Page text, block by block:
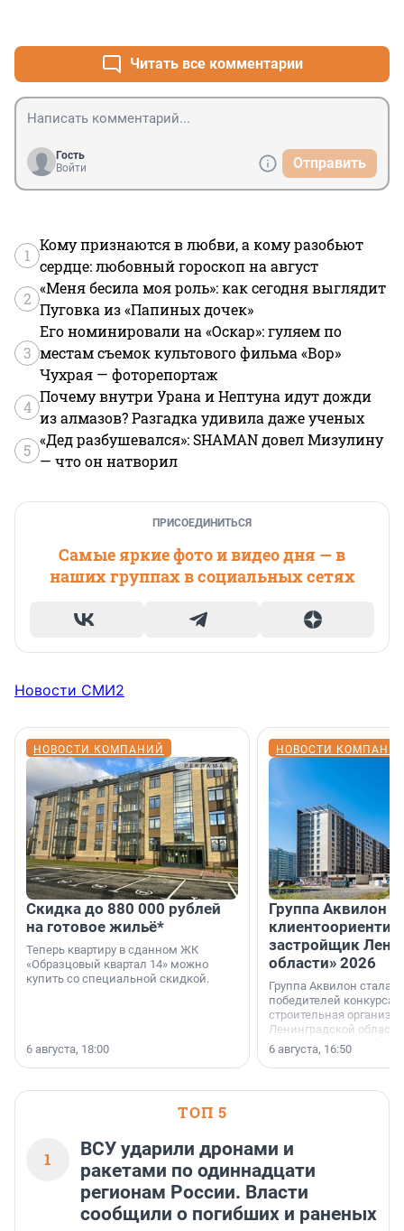
Читать все комментарии
Гость
Войти
Отправить
1
Кому признаются в любви, а кому разобьют
сердце: любовный гороскоп на август
2
«Меня бесила моя роль»: как сегодня выглядит
Пуговка из «Папиных дочек»
3
Его номинировали на «Оскар»: гуляем по
местам съемок культового фильма «Вор»
Чухрая — фоторепортаж
4
Почему внутри Урана и Нептуна идут дожди
из алмазов? Разгадка удивила даже ученых
5
«Дед разбушевался»: SHAMAN довел Мизулину
— что он натворил
ПРИСОЕДИНИТЬСЯ
Самые яркие фото и видео дня — в
наших группах в социальных сетях
Новости СМИ2
НОВОСТИ КОМПАНИЙ
Скидка до 880 000 рублей
на готовое жильё*
Теперь квартиру в сданном ЖК
«Образцовый квартал 14» можно
купить со специальной скидкой.
6 августа, 18:00
НОВОСТИ
Группа Аквилон
застройщик
области» 2026
Группа Аквилон стала
победителей конкурса
строительная
Ленинградской области
номинации «Самый
застройщик
области».
6 августа, 16:50
ТОП 5
1
ВСУ ударили дронами и
ракетами по одиннадцати
регионам России. Власти
сообщили о погибших и раненых